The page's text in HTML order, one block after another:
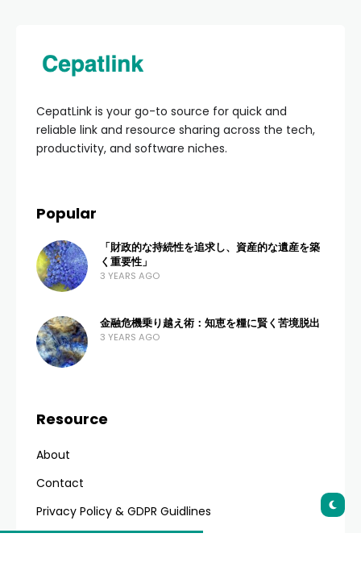
3 YEARS AGO
手に管理する方法がある。支出の把握と予備
費の設定、そして優先順位の付け方が重要
送れる。忙しい日常で忘れがちな緊急費用の
う。
試される時が来たとき、私たちは思いがけない困難に備え
なければなりません。人生は予測不可能な道のりであり、
私たちの安心感を守り、予測不可能な出来事に対して最善
管理することは容易ではありません。この記事では、緊急
費用を効果的に管理する秘訣を紹介します。思いがけぬ困
難に対処するための私たち自身のハンドブックを手に、困
難の目隠しを外してみましょう。